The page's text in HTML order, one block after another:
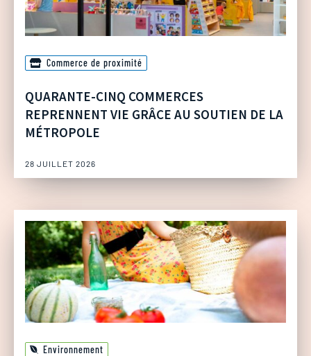
Commerce de proximité
QUARANTE-CINQ COMMERCES
REPRENNENT VIE GRÂCE AU SOUTIEN DE LA
MÉTROPOLE
28 JUILLET 2026
Environnement